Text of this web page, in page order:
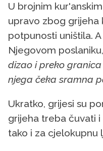
U brojnim
upravo zbog grijeha
potpunosti uništila.
Njegovom
dizao i preko
njega čeka sramna
Ukratko, grijesi su
grijeha treba čuvati
tako i za cjelokupnu